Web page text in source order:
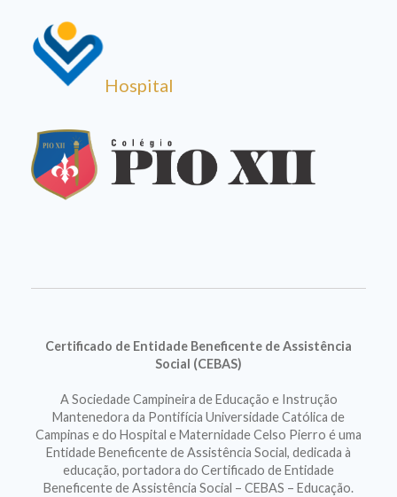
Hospital
Certificado de Entidade Beneficente de Assistência
Social (CEBAS)
A Sociedade Campineira de Educação e Instrução
Mantenedora da Pontifícia Universidade Católica de
Campinas e do Hospital e Maternidade Celso Pierro é uma
Entidade Beneficente de Assistência Social, dedicada à
educação, portadora do Certificado de Entidade
Beneficente de Assistência Social – CEBAS – Educação.